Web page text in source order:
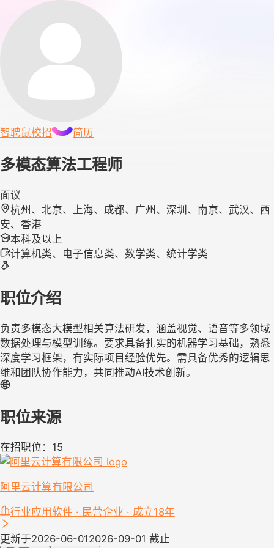
智聘鼠校招 简历
多模态算法工程师
面议
杭州、北京、上海、成都、广州、深圳、南京、武汉、西
安、香港
本科及以上
计算机类、电子信息类、数学类、统计学类
职位介绍
负责多模态大模型相关算法研发，涵盖视觉、语音等多领域
数据处理与模型训练。要求具备扎实的机器学习基础，熟悉
深度学习框架，有实际项目经验优先。需具备优秀的逻辑思
维和团队协作能力，共同推动AI技术创新。
职位来源
在招职位：15
阿里云计算有限公司
行业应用软件 · 民营企业 · 成立18年
更新于2026-06-012026-09-01 截止